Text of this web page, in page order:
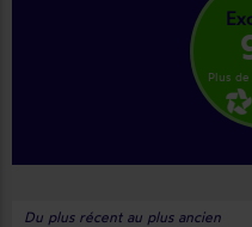
Plus
Du plus récent au plus ancien